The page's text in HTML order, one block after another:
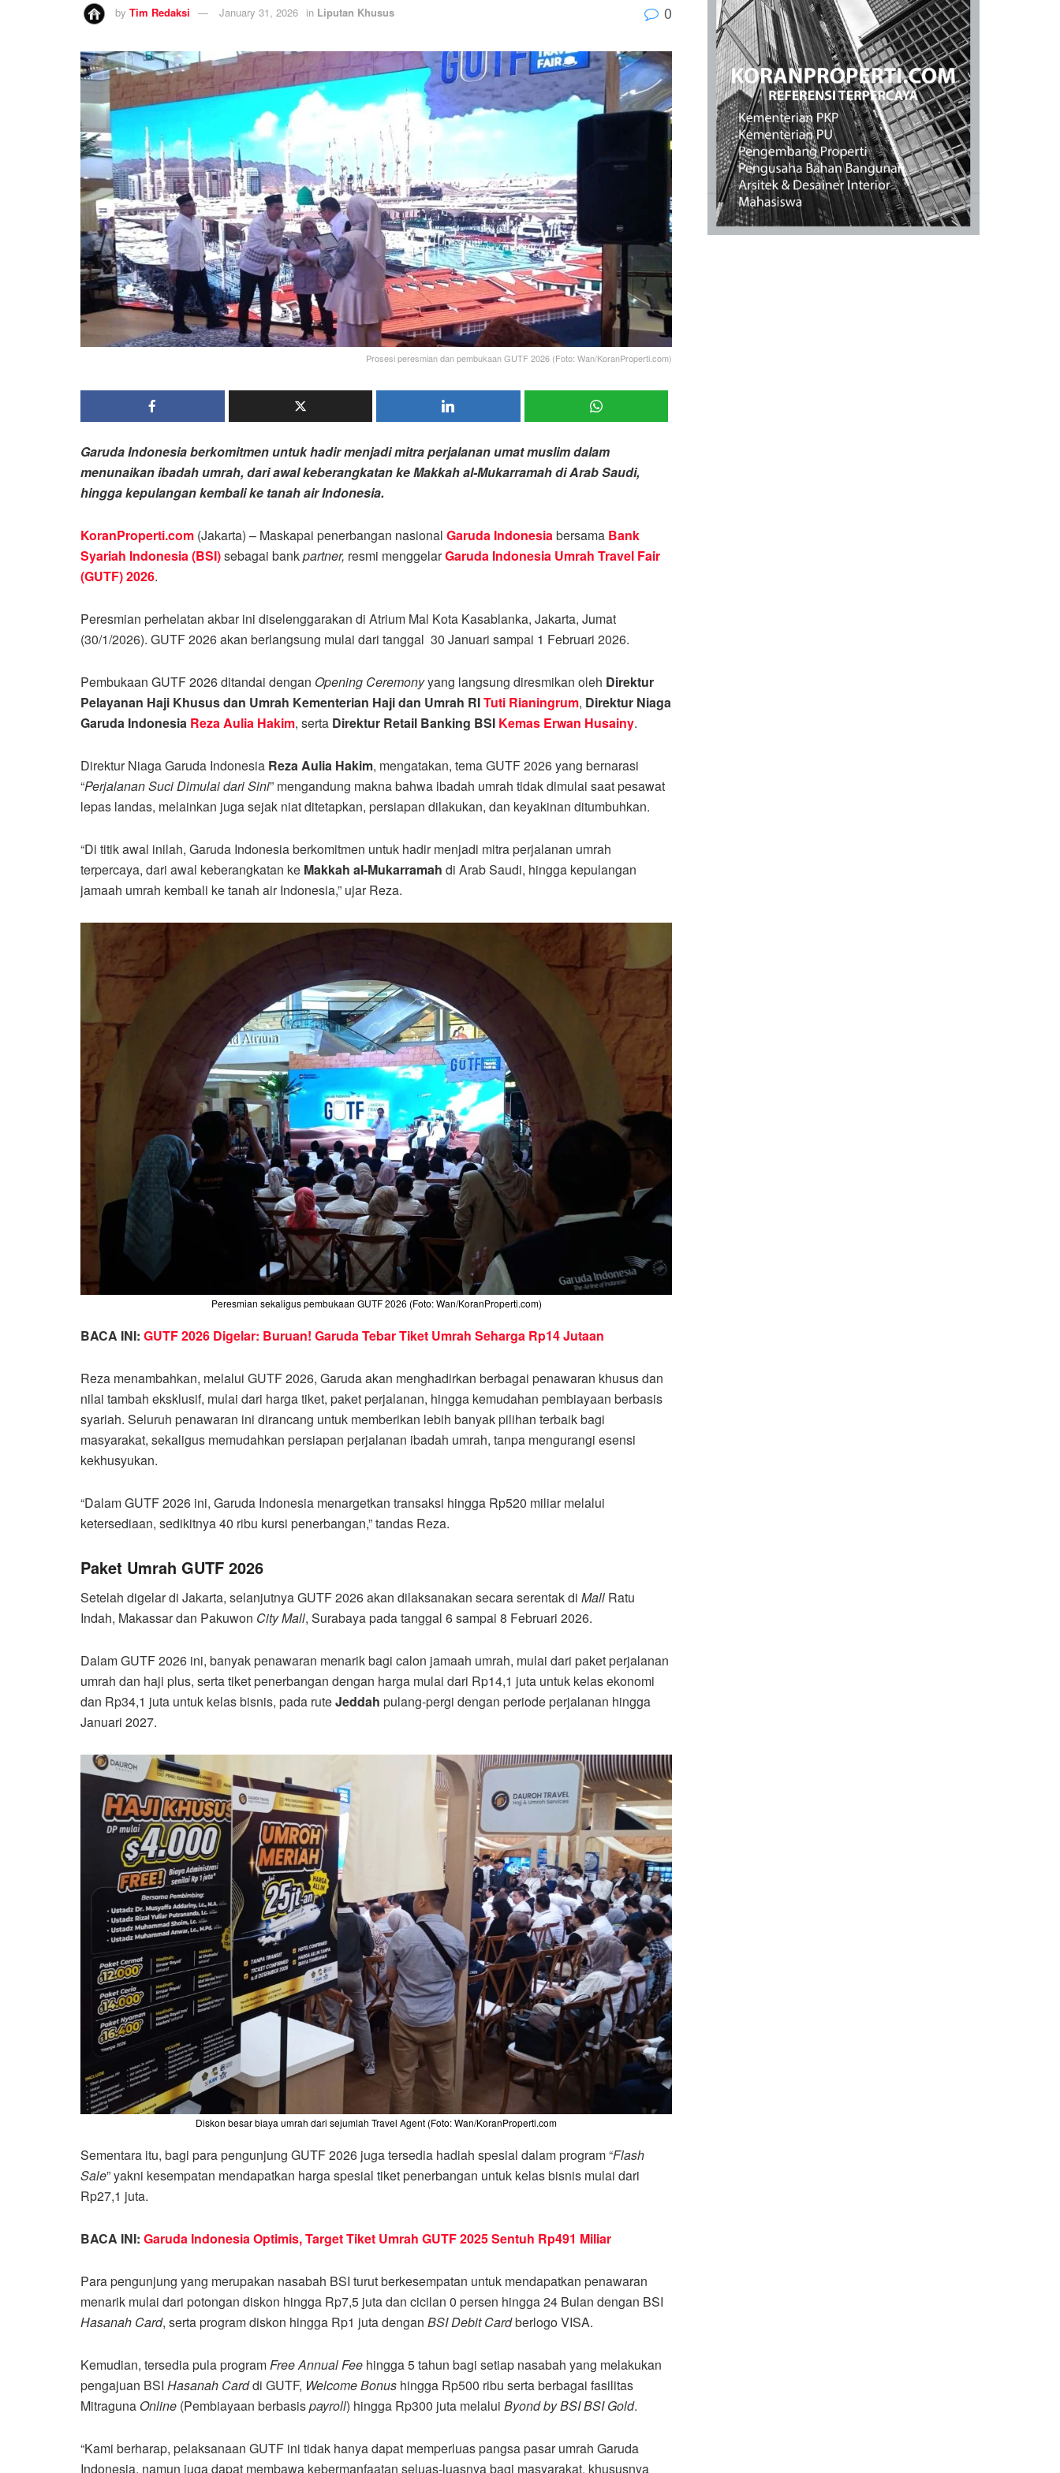
by Tim Redaksi January 31, 2026 in Liputan Khusus 0
Prosesi peresmian dan pembukaan GUTF 2026 (Foto: Wan/KoranProperti.com)
Garuda Indonesia berkomitmen untuk hadir menjadi mitra perjalanan umat muslim dalam
menunaikan ibadah umrah, dari awal keberangkatan ke Makkah al-Mukarramah di Arab Saudi,
hingga kepulangan kembali ke tanah air Indonesia.
KoranProperti.com (Jakarta) – Maskapai penerbangan nasional Garuda Indonesiabersama Bank
Syariah Indonesia (BSI)sebagai bankpartner, resmi menggelarGaruda Indonesia Umrah Travel Fair
(GUTF) 2026.
Peresmian perhelatan akbar ini diselenggarakan di Atrium Mal Kota Kasablanka, Jakarta, Jumat
(30/1/2026). GUTF 2026 akan berlangsung mulai dari tanggal 30 Januari sampai 1 Februari 2026.
Pembukaan GUTF 2026 ditandai dengan Opening Ceremonyyang langsung diresmikan oleh Direktur
Pelayanan Haji Khusus dan Umrah Kementerian Haji dan Umrah RITuti Rianingrum, Direktur Niaga
Garuda Indonesia Reza Aulia Hakim, serta Direktur Retail Banking BSI Kemas Erwan Husainy.
Direktur Niaga Garuda Indonesia Reza Aulia Hakim, mengatakan, tema GUTF 2026 yang bernarasi
“Perjalanan Suci Dimulai dari Sini” mengandung makna bahwa ibadah umrah tidak dimulai saat pesawat
lepas landas, melainkan juga sejak niat ditetapkan, persiapan dilakukan, dan keyakinan ditumbuhkan.
“Di titik awal inilah, Garuda Indonesia berkomitmen untuk hadir menjadi mitra perjalanan umrah
terpercaya, dari awal keberangkatan ke Makkah al-Mukarramah di Arab Saudi, hingga kepulangan
jamaah umrah kembali ke tanah air Indonesia,” ujar Reza.
Peresmian sekaligus pembukaan GUTF 2026 (Foto: Wan/KoranProperti.com)
BACA INI: GUTF 2026 Digelar: Buruan! Garuda Tebar Tiket Umrah Seharga Rp14 Jutaan
Reza menambahkan, melalui GUTF 2026, Garuda akan menghadirkan berbagai penawaran khusus dan
nilai tambah eksklusif, mulai dari harga tiket, paket perjalanan, hingga kemudahan pembiayaan berbasis
syariah. Seluruh penawaran ini dirancang untuk memberikan lebih banyak pilihan terbaik bagi
masyarakat, sekaligus memudahkan persiapan perjalanan ibadah umrah, tanpa mengurangi esensi
kekhusyukan.
“Dalam GUTF 2026 ini, Garuda Indonesia menargetkan transaksi hingga Rp520 miliar melalui
ketersediaan, sedikitnya 40 ribu kursi penerbangan,” tandas Reza.
Paket Umrah GUTF 2026
Setelah digelar di Jakarta, selanjutnya GUTF 2026 akan dilaksanakan secara serentak di Mall Ratu
Indah, Makassar dan Pakuwon City Mall, Surabaya pada tanggal 6 sampai 8 Februari 2026.
Dalam GUTF 2026 ini, banyak penawaran menarik bagi calon jamaah umrah, mulai dari paket perjalanan
umrah dan haji plus, serta tiket penerbangan dengan harga mulai dari Rp14,1 juta untuk kelas ekonomi
dan Rp34,1 juta untuk kelas bisnis, pada ruteJeddah pulang-pergi dengan periode perjalanan hingga
Januari 2027.
Diskon besar biaya umrah dari sejumlah Travel Agent (Foto: Wan/KoranProperti.com
Sementara itu, bagi para pengunjung GUTF 2026 juga tersedia hadiah spesial dalam program “Flash
Sale” yakni kesempatan mendapatkan harga spesial tiket penerbangan untuk kelas bisnis mulai dari
Rp27,1 juta.
BACA INI: Garuda Indonesia Optimis, Target Tiket Umrah GUTF 2025 Sentuh Rp491 Miliar
Para pengunjung yang merupakan nasabah BSI turut berkesempatan untuk mendapatkan penawaran
menarik mulai dari potongan diskon hingga Rp7,5 juta dan cicilan 0 persen hingga 24 Bulan dengan BSI
Hasanah Card, serta program diskon hingga Rp1 juta dengan BSI Debit Cardberlogo VISA.
Kemudian, tersedia pula program Free Annual Fee hingga 5 tahun bagi setiap nasabah yang melakukan
pengajuan BSI Hasanah Carddi GUTF, Welcome Bonus hingga Rp500 ribu serta berbagai fasilitas
Mitraguna Online (Pembiayaan berbasispayroll) hingga Rp300 juta melalui Byond by BSI BSI Gold.
“Kami berharap, pelaksanaan GUTF ini tidak hanya dapat memperluas pangsa pasar umrah Garuda
Indonesia, namun juga dapat membawa kebermanfaatan seluas-luasnya bagi masyarakat, khususnya